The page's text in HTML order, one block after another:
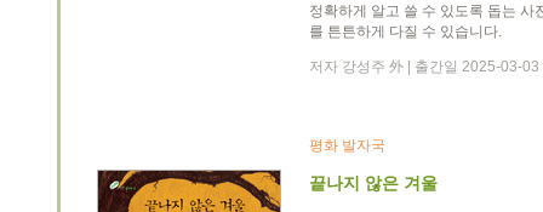
정확하게 알고 쓸 수 있도록 돕는
를 튼튼하게 다질 수 있습니다.
저자 강성주 外 | 출간일 2025-03-
평화 발자국
끝나지 않은 겨울